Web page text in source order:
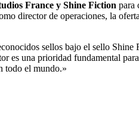
France y Shine Fiction para
director de operaciones, la
sellos bajo el sello Shine
es una prioridad fundamental
todo el mundo.»